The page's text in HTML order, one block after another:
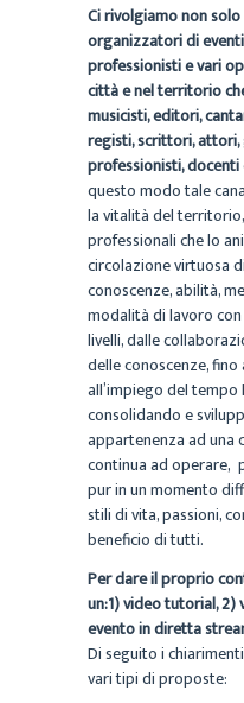
Ci rivolgiamo non
organizzatori di
professionisti e vari
città e nel territorio
musicisti, editori,
registi, scrittori,
professionisti,
questo modo tale
la vitalità del
professionali che lo
circolazione virtuosa
conoscenze, abilità,
modalità di lavoro
livelli, dalle
delle conoscenze,
all’impiego del
consolidando e
appartenenza ad una
continua ad operare,
pur in un momento
stili di vita, passioni,
beneficio di tutti.
Per dare il proprio
un:1) video tutorial, 2)
evento in diretta
Di seguito i
vari tipi di proposte: